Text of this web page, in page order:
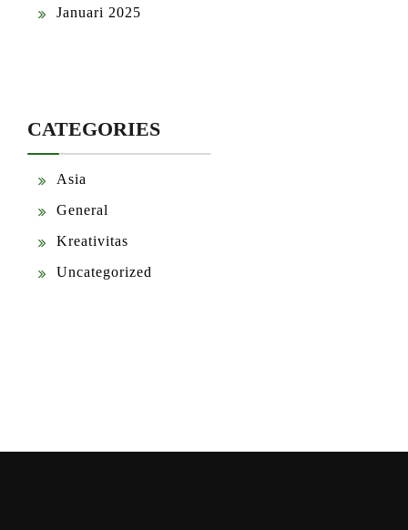
Januari 2025
CATEGORIES
Asia
General
Kreativitas
Uncategorized